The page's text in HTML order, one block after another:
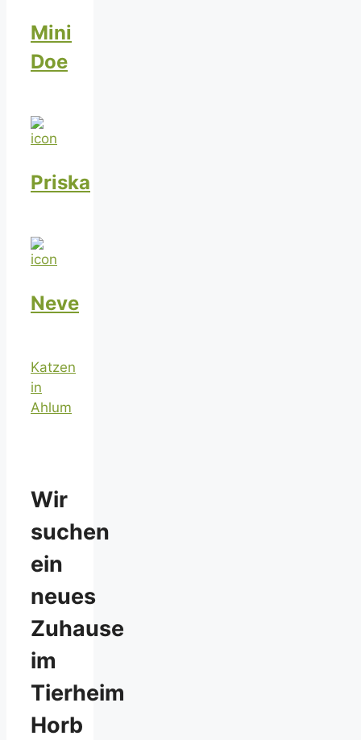
Mini
Doe
Priska
Neve
Katzen
in
Ahlum
Wir
suchen
ein
neues
Zuhause
im
Tierheim
Horb